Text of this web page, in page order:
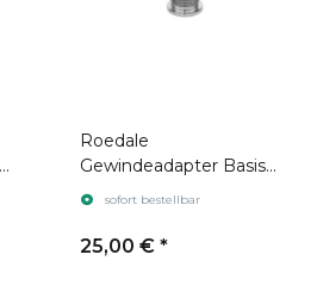
Roedale
Gewindeadapter Basis
M18x1 Metrisch
sofort bestellbar
25,00 € *